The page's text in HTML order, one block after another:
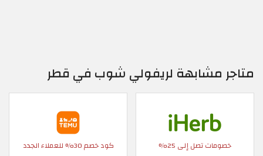
متاجر مشابهة لريفولي شوب في قطر
خصومات تصل إلى 25% كود خصم 30% للعملاء الجدد